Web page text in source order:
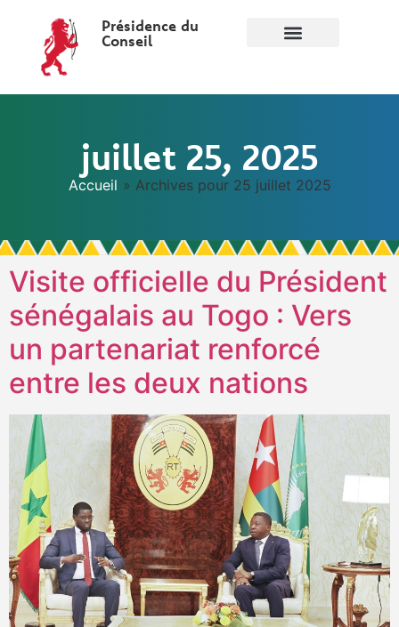
Présidence du
Conseil
juillet 25, 2025
Accueil » Archives pour 25 juillet 2025
Visite officielle du Président
sénégalais au Togo : Vers
un partenariat renforcé
entre les deux nations